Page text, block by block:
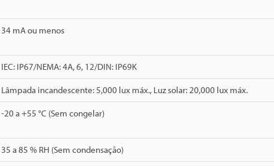
34 mA ou menos
IEC: IP67/NEMA: 4A, 6, 12/DIN: IP69K
Lâmpada incandescente: 5,000 lux máx., Luz solar: 20,000 lux máx.
-20 a +55 °C (Sem congelar)
35 a 85 % RH (Sem condensação)